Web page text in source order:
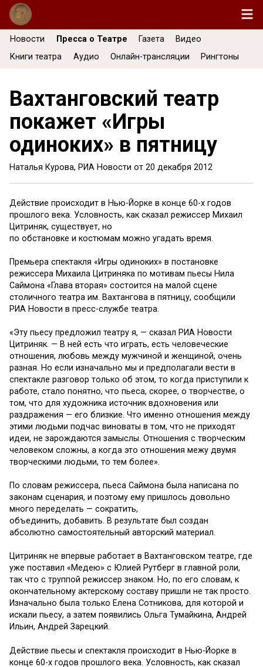
Новости Пресса о Театре Газета
Видео
Книги театра
Аудио Онлайн-трансляции Рингтоны
Вахтанговский театр
покажет «Игры
одиноких» в пятницу
Наталья Курова, РИА Новости от 20 декабря 2012
Действие происходит в Нью-Йорке в конце 60-х годов
прошлого века. Условность, как сказал режиссер Михаил
Цитриняк, существует, но
по обстановке и костюмам можно угадать время.
Премьера спектакля «Игры одиноких» в постановке
режиссера Михаила Цитриняка по мотивам пьесы Нила
Саймона «Глава вторая» состоится на малой сцене
столичного театра им. Вахтангова в пятницу, сообщили
РИА Новости в пресс-службе театра.
«Эту пьесу предложил театру я, — сказал РИА Новости
Цитриняк. — В ней есть что играть, есть человеческие
отношения, любовь между мужчиной и женщиной, очень
разная. Но если изначально мы и предполагали вести в
спектакле разговор только об этом, то когда приступили к
работе, стало понятно, что пьеса, скорее, о творчестве, о
том, что для художника источник вдохновения или
раздражения — его близкие. Что именно отношения между
этими людьми подчас виноваты в том, что не приходят
идеи, не зарождаются замыслы. Отношения с творческим
человеком сложны, а когда это отношения межу двумя
творческими людьми, то тем более».
По словам режиссера, пьеса Саймона была написана по
законам сценария, и поэтому ему пришлось довольно
много переделать — сократить,
объединить, добавить. В результате был создан
абсолютно самостоятельный авторский материал.
Цитриняк не впервые работает в Вахтанговском театре, где
уже поставил «Медею» с Юлией Рутберг в главной роли,
так что с труппой режиссер знаком. Но, по его словам, к
окончательному актерскому составу пришли не так просто.
Изначально была только Елена Сотникова, для которой и
искали пьесу, а затем появились Ольга Тумайкина, Андрей
Ильин, Андрей Зарецкий.
Действие пьесы и спектакля происходит в Нью-Йорке в
конце 60-х годов прошлого века. Условность, как сказал